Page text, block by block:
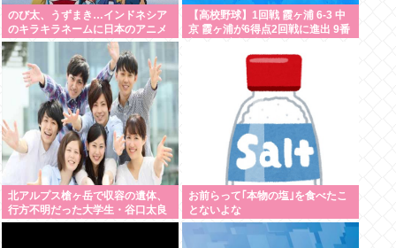
のび太、うずまき…インドネシア
のキラキラネームに日本のアニメ
【高校野球】1回戦 霞ヶ浦 6-3 中
京 霞ヶ浦が6得点2回戦に進出 9番
北アルプス槍ヶ岳で収容の遺体、
行方不明だった大学生・谷口太良
さん(19歳)と確認
お前らって｢本物の塩｣を食べたこ
とないよな